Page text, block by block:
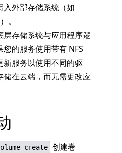
入外部存储系统（如
。
层存储系统与应用程序逻
的服务使用带有 NFS
新服务以使用不同的驱
储在云端，而无需更改应
create 创建卷